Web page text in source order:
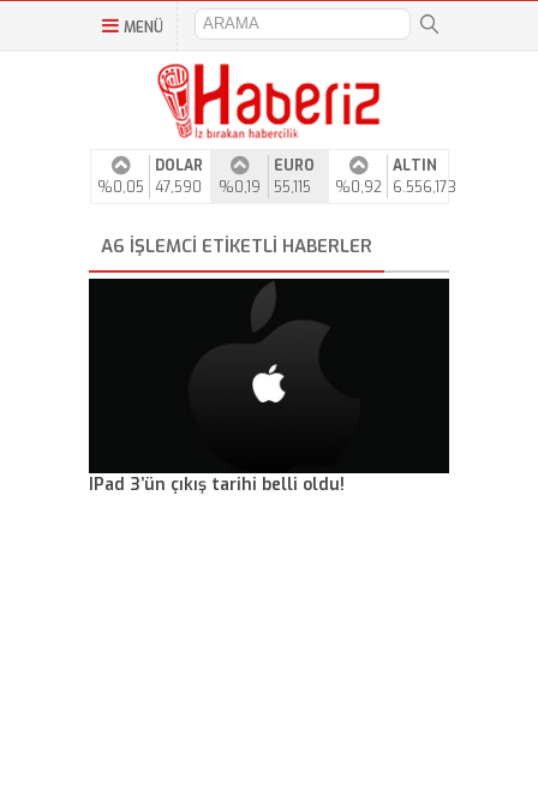
MENÜ
%0,05
DOLAR
47,590
%0,19
EURO
55,115
%0,92
ALTIN
6.556,173
A6 IŞLEMCI ETIKETLI HABERLER
IPad 3’ün çıkış tarihi belli oldu!